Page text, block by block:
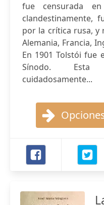
fue censurada
clandestinamente,
por la crítica rusa, y
Alemania, Francia,
En 1901 Tolstói fue
Sínodo. Esta
cuidadosamente...